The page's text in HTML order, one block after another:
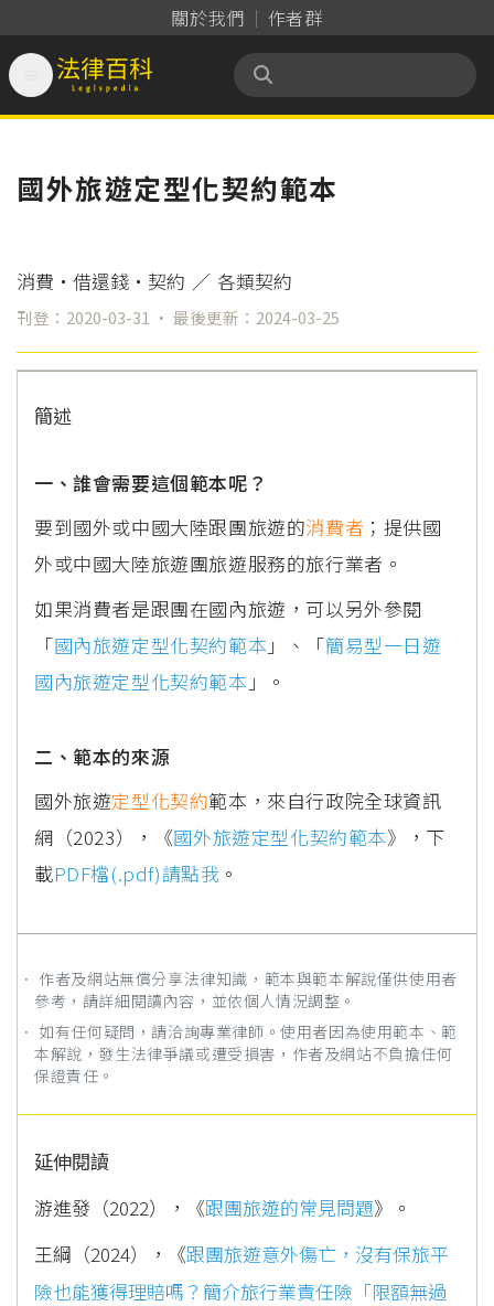
關於我們 作者群
法律百科 Legispedia
國外旅遊定型化契約範本
消費‧借還錢‧契約 ／ 各類契約
刊登：2020-03-31 ‧ 最後更新：2024-03-25
簡述
一、誰會需要這個範本呢？
要到國外或中國大陸跟團旅遊的消費者 ；提供國
外或中國大陸旅遊團旅遊服務的旅行業者。
如果消費者是跟團在國內旅遊，可以另外參閱
「國內旅遊定型化契約範本 」、「簡易型一日遊
國內旅遊定型化契約範本 」。
二、範本的來源
國外旅遊定型化契約範本，來自行政院全球資訊
網（2023），《國外旅遊定型化契約範本》，下
載PDF檔(.pdf)請點我 。
． 作者及網站無償分享法律知識，範本與範本解說僅供使用者
參考，請詳細閱讀內容，並依個人情況調整。
． 如有任何疑問，請洽詢專業律師。使用者因為使用範本、範
本解說，發生法律爭議或遭受損害，作者及網站不負擔任何
保證責任。
延伸閱讀
游進發（2022），《跟團旅遊的常見問題》。
王綱（2024），《跟團旅遊意外傷亡，沒有保旅平
險也能獲得理賠嗎？簡介旅行業責任險「限額無過